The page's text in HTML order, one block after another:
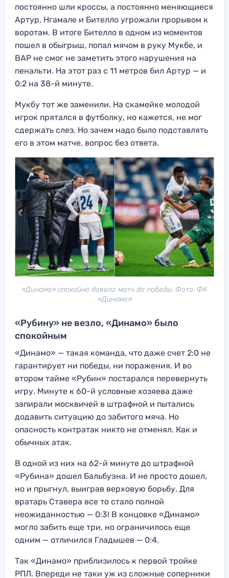
постоянно шли кроссы, а постоянно меняющиеся
Артур, Нгамале и Бителло угрожали прорывом к
воротам. В итоге Бителло в одном из моментов
пошел в обыгрыш, попал мячом в руку Мукбе, и
ВАР не смог не заметить этого нарушения на
пенальти. На этот раз с 11 метров бил Артур — и
0:2 на 38-й минуте.
Мукбу тот же заменили. На скамейке молодой
игрок прятался в футболку, но кажется, не мог
сдержать слез. Но зачем надо было подставлять
его в этом матче, вопрос без ответа.
«Динамо» спокойно довело матч до победы. Фото: ФК
«Динамо»
«Рубину» не везло, «Динамо» было
спокойным
«Динамо» — такая команда, что даже счет 2:0 не
гарантирует ни победы, ни поражения. И во
втором тайме «Рубин» постарался перевернуть
игру. Минуте к 60-й условные хозяева даже
запирали москвичей в штрафной и пытались
додавить ситуацию до забитого мяча. Но
опасность контратак никто не отменял. Как и
обычных атак.
В одной из них на 62-й минуте до штрафной
«Рубина» дошел Бальбуэна. И не просто дошел,
но и прыгнул, выиграв верховую борьбу. Для
вратарь Ставера все то стало полной
неожиданностью — 0:3! В концовке «Динамо»
могло забить еще три, но ограничилось еще
одним — отличился Гладышев — 0:4.
Так «Динамо» приблизилось к первой тройке
РПЛ. Впереди не таки уж из сложные соперники